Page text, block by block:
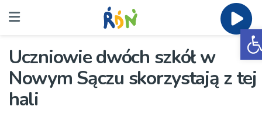
Uczniowie dwóch szkół w
Nowym Sączu skorzystają z tej
hali